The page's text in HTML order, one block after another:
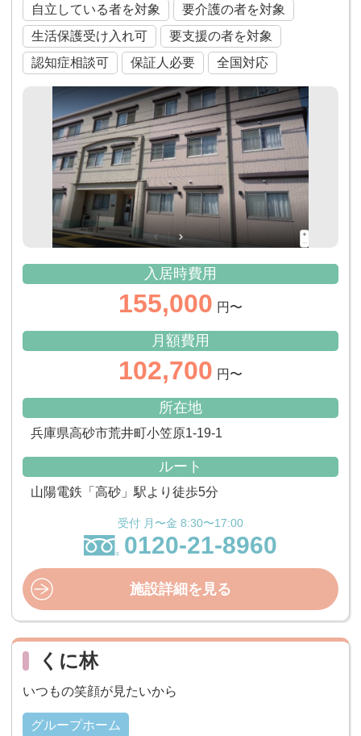
自立している者を対象
要介護の者を対象
生活保護受け入れ可
要支援の者を対象
認知症相談可
保証人必要 全国対応
入居時費用
155,000 円〜
月額費用
102,700 円〜
所在地
兵庫県高砂市荒井町小笠原1-19-1
ルート
山陽電鉄「高砂」駅より徒歩5分
受付 月〜金 8:30〜17:00
0120-21-8960
施設詳細を見る
くに林
いつもの笑顔が見たいから
グループホーム